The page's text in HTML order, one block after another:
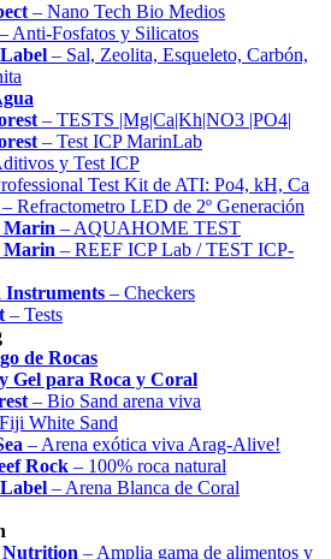
– Nano Tech Bio Medios
– Anti-Fosfatos y Silicatos
– Sal, Zeolita, Esqueleto, Carbón,
– TESTS |Mg|Ca|Kh|NO3 |PO4|
– Test ICP MarinLab
y Test ICP
Test Kit de ATI: Po4, kH, Ca
– Refractometro LED de 2º Generación
Marin – AQUAHOME TEST
Marin – REEF ICP Lab / TEST ICP-
Instruments – Checkers
– Tests
de Rocas
Gel para Roca y Coral
– Bio Sand arena viva
White Sand
– Arena exótica viva Arag-Alive!
Rock – 100% roca natural
– Arena Blanca de Coral
Nutrition – Amplia gama de alimentos y